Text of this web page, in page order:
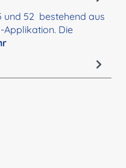
und 52 bestehend aus
Applikation. Die